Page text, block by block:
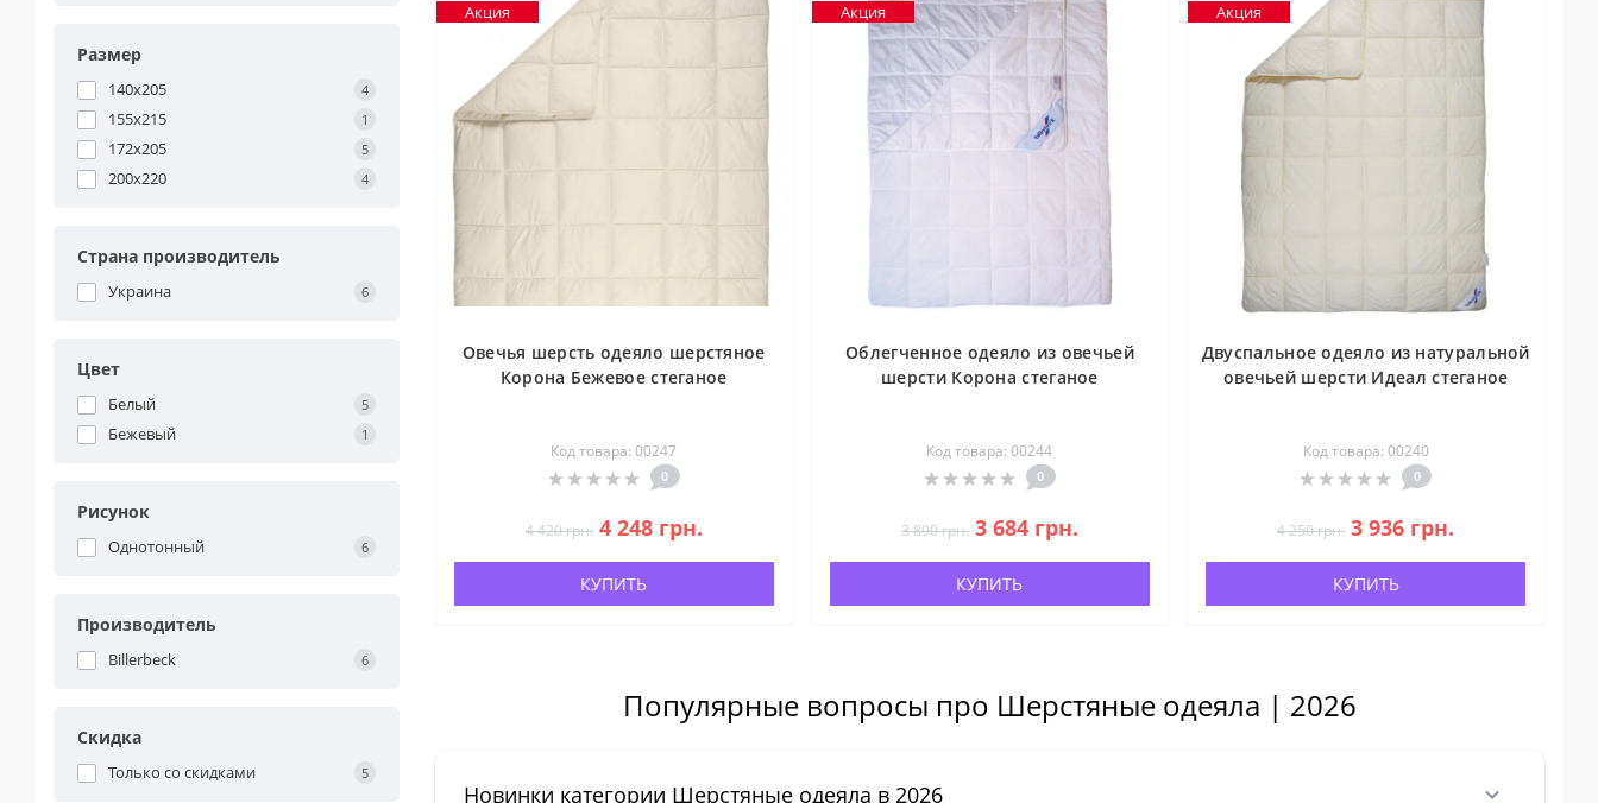
Українська Русский
Размер
140x205 4
155x215 1
172x205 5
200x220 4
Страна производитель
Украина 6
Цвет
Белый 5
Бежевый 1
Рисунок
Однотонный 6
Производитель
Billerbeck 6
Скидка
Только со cкидками 5
Акция
Овечья шерсть одеяло шерстяное
Корона Бежевое стеганое
Код товара: 00247
0
4 420 грн. 4 248 грн.
КУПИТЬ
Акция
Облегченное одеяло из овечьей
шерсти Корона стеганое
Код товара: 00244
0
3 890 грн. 3 684 грн.
КУПИТЬ
Акция
Двуспальное одеяло из натуральной
овечьей шерсти Идеал стеганое
Код товара: 00240
0
4 250 грн. 3 936 грн.
КУПИТЬ
Популярные вопросы про Шерстяные одеяла | 2026
Новинки категории Шерстяные одеяла в 2026